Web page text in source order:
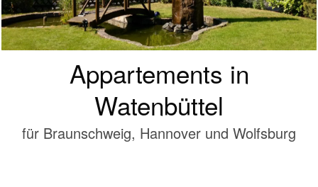
Appartements in
Watenbüttel
für Braunschweig, Hannover und Wolfsburg